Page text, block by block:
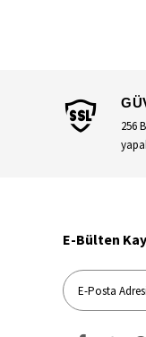
256
E-Bülten